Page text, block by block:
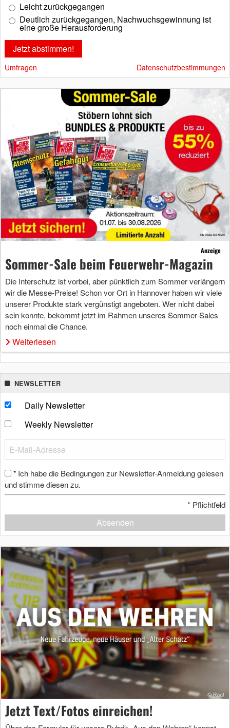
Leicht zurückgegangen
Deutlich zurückgegangen, Nachwuchsgewinnung ist
eine große Herausforderung
Umfragen Datenschutzbestimmungen
Anzeige
Sommer-Sale beim Feuerwehr-Magazin
Die Interschutz ist vorbei, aber pünktlich zum Sommer verlängern
wir die Messe-Preise! Schon vor Ort in Hannover haben wir viele
unserer Produkte stark vergünstigt angeboten. Wer nicht dabei
sein konnte, bekommt jetzt im Rahmen unseres Sommer-Sales
noch einmal die Chance.
Weiterlesen
NEWSLETTER
Daily Newsletter
Weekly Newsletter
* Ich habe die Bedingungen zur Newsletter-Anmeldung gelesen
und stimme diesen zu.
* Pflichtfeld
Absenden
Jetzt Text/Fotos einreichen!